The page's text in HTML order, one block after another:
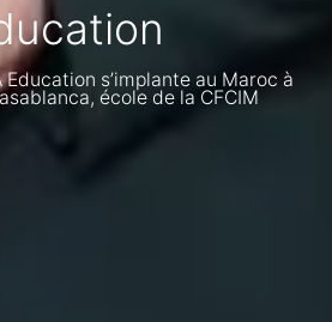
Education s’implante au Maroc à
école de la CFCIM